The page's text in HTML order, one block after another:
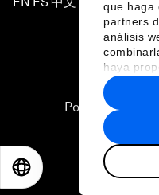
que haga
partners
análisis
haya
hecho de
Política de
2026